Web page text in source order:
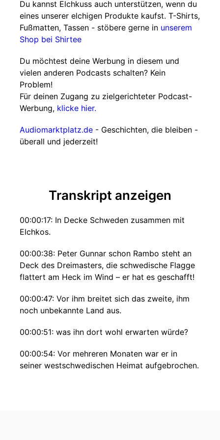
Du kannst Elchkuss auch unterstützen, wenn du
eines unserer elchigen Produkte kaufst. T-Shirts,
Fußmatten, Tassen - stöbere gerne in unserem
Shop bei Shirtee
Du möchtest deine Werbung in diesem und
vielen anderen Podcasts schalten? Kein
Problem!
Für deinen Zugang zu zielgerichteter Podcast-
Werbung, klicke hier.
Audiomarktplatz.de - Geschichten, die bleiben -
überall und jederzeit!
Transkript anzeigen
00:00:17: In Decke Schweden zusammen mit
Elchkos.
00:00:38: Peter Gunnar schon Rambo steht an
Deck des Dreimasters, die schwedische Flagge
flattert am Heck im Wind – er hat es geschafft!
00:00:47: Vor ihm breitet sich das zweite, ihm
noch unbekannte Land aus.
00:00:51: was ihn dort wohl erwarten würde?
00:00:54: Vor mehreren Monaten war er in
seiner westschwedischen Heimat aufgebrochen.